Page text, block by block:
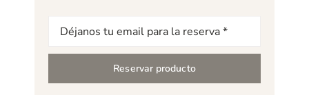
Correo
electrónico
Reservar producto